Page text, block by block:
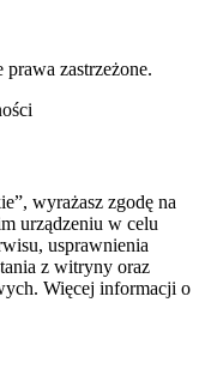
zastrzeżone.
wyrażasz zgodę na
urządzeniu w celu
usprawnienia
z witryny oraz
Więcej informacji o